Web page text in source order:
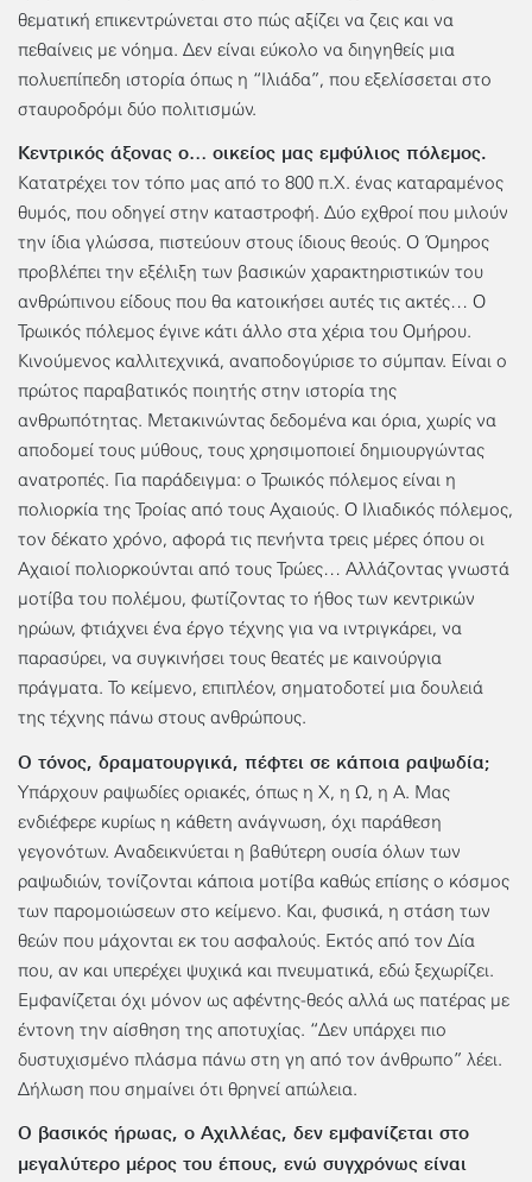
θεματική επικεντρώνεται στο πώς αξίζει να ζεις και να
πεθαίνεις με νόημα. Δεν είναι εύκολο να διηγηθείς μια
πολυεπίπεδη ιστορία όπως η “Ιλιάδα”, που εξελίσσεται στο
σταυροδρόμι δύο πολιτισμών.
Κεντρικός άξονας ο… οικείος μας εμφύλιος πόλεμος.
Κατατρέχει τον τόπο μας από το 800 π.Χ. ένας καταραμένος
θυμός, που οδηγεί στην καταστροφή. Δύο εχθροί που μιλούν
την ίδια γλώσσα, πιστεύουν στους ίδιους θεούς. Ο Όμηρος
προβλέπει την εξέλιξη των βασικών χαρακτηριστικών του
ανθρώπινου είδους που θα κατοικήσει αυτές τις ακτές… Ο
Τρωικός πόλεμος έγινε κάτι άλλο στα χέρια του Ομήρου.
Κινούμενος καλλιτεχνικά, αναποδογύρισε το σύμπαν. Είναι ο
πρώτος παραβατικός ποιητής στην ιστορία της
ανθρωπότητας. Μετακινώντας δεδομένα και όρια, χωρίς να
αποδομεί τους μύθους, τους χρησιμοποιεί δημιουργώντας
ανατροπές. Για παράδειγμα: ο Τρωικός πόλεμος είναι η
πολιορκία της Τροίας από τους Αχαιούς. Ο Ιλιαδικός πόλεμος,
τον δέκατο χρόνο, αφορά τις πενήντα τρεις μέρες όπου οι
Αχαιοί πολιορκούνται από τους Τρώες… Αλλάζοντας γνωστά
μοτίβα του πολέμου, φωτίζοντας το ήθος των κεντρικών
ηρώων, φτιάχνει ένα έργο τέχνης για να ιντριγκάρει, να
παρασύρει, να συγκινήσει τους θεατές με καινούργια
πράγματα. Το κείμενο, επιπλέον, σηματοδοτεί μια δουλειά
της τέχνης πάνω στους ανθρώπους.
Ο τόνος, δραματουργικά, πέφτει σε κάποια ραψωδία;
Υπάρχουν ραψωδίες οριακές, όπως η Χ, η Ω, η Α. Μας
ενδιέφερε κυρίως η κάθετη ανάγνωση, όχι παράθεση
γεγονότων. Αναδεικνύεται η βαθύτερη ουσία όλων των
ραψωδιών, τονίζονται κάποια μοτίβα καθώς επίσης ο κόσμος
των παρομοιώσεων στο κείμενο. Και, φυσικά, η στάση των
θεών που μάχονται εκ του ασφαλούς. Εκτός από τον Δία
που, αν και υπερέχει ψυχικά και πνευματικά, εδώ ξεχωρίζει.
Εμφανίζεται όχι μόνον ως αφέντης-θεός αλλά ως πατέρας με
έντονη την αίσθηση της αποτυχίας. “Δεν υπάρχει πιο
δυστυχισμένο πλάσμα πάνω στη γη από τον άνθρωπο” λέει.
Δήλωση που σημαίνει ότι θρηνεί απώλεια.
Ο βασικός ήρωας, ο Αχιλλέας, δεν εμφανίζεται στο
μεγαλύτερο μέρος του έπους, ενώ συγχρόνως είναι